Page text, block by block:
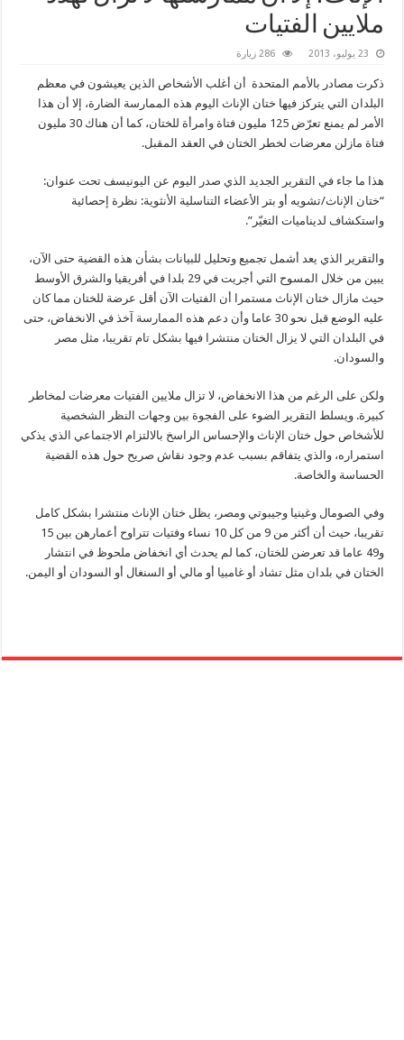
ملايين الفتيات
23 يوليو، 2013 286 زيارة
ذكرت مصادر بالأمم المتحدة أن أغلب الأشخاص الذين يعيشون في معظم
البلدان التي يتركز فيها ختان الإناث اليوم هذه الممارسة الضارة، إلا أن هذا
الأمر لم يمنع تعرّض 125 مليون فتاة وامرأة للختان، كما أن هناك 30 مليون
فتاة مازلن معرضات لخطر الختان في العقد المقبل.
هذا ما جاء في التقرير الجديد الذي صدر اليوم عن اليونيسف تحت عنوان:
“ختان الإناث/تشويه أو بتر الأعضاء التناسلية الأنثوية: نظرة إحصائية
واستكشاف لديناميات التغيّر”.
والتقرير الذي يعد أشمل تجميع وتحليل للبيانات بشأن هذه القضية حتى الآن،
يبين من خلال المسوح التي أجريت في 29 بلدا في أفريقيا والشرق الأوسط
حيث مازال ختان الإناث مستمرا أن الفتيات الآن أقل عرضة للختان مما كان
عليه الوضع قبل نحو 30 عاما وأن دعم هذه الممارسة آخذ في الانخفاض، حتى
في البلدان التي لا يزال الختان منتشرا فيها بشكل تام تقريبا، مثل مصر
والسودان.
ولكن على الرغم من هذا الانخفاض، لا تزال ملايين الفتيات معرضات لمخاطر
كبيرة. ويسلط التقرير الضوء على الفجوة بين وجهات النظر الشخصية
للأشخاص حول ختان الإناث والإحساس الراسخ بالالتزام الاجتماعي الذي يذكي
استمراره، والذي يتفاقم بسبب عدم وجود نقاش صريح حول هذه القضية
الحساسة والخاصة.
وفي الصومال وغينيا وجيبوتي ومصر، يظل ختان الإناث منتشرا بشكل كامل
تقريبا، حيث أن أكثر من 9 من كل 10 نساء وفتيات تتراوح أعمارهن بين 15
و49 عاما قد تعرضن للختان، كما لم يحدث أي انخفاض ملحوظ في انتشار
الختان في بلدان مثل تشاد أو غامبيا أو مالي أو السنغال أو السودان أو اليمن.